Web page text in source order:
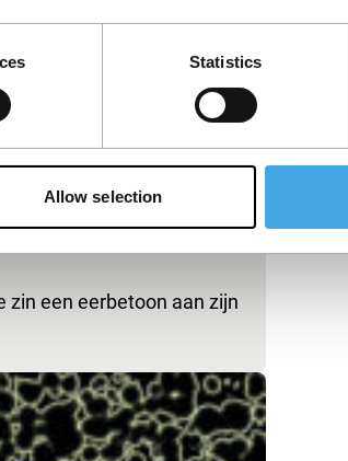
Statistics
Allow selection
zin een eerbetoon aan zijn